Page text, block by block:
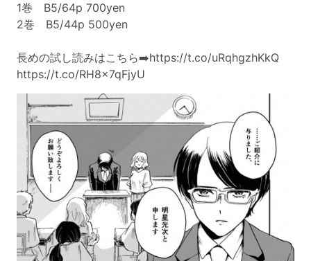
1巻 B5/64p 700yen
2巻 B5/44p 500yen
長めの試し読みはこちら➡️https://t.co/uRqhgzhKkQ
https://t.co/RH8x7qFjyU